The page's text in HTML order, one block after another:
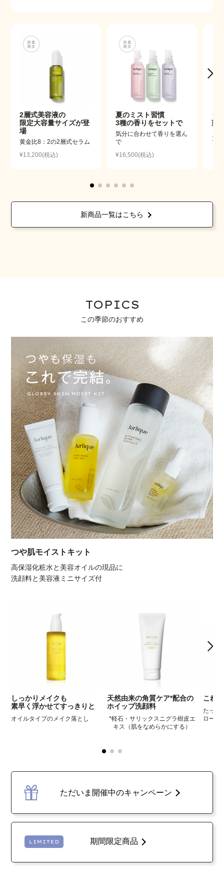
2層式美容液の
限定大容量サイズが登
場
黄金比8：2の2層式セラム
¥13,200(税込)
夏のミスト習慣
3種の香りをセットで
気分に合わせて香りを選ん
で
¥16,500(税込)
う
爽
新商品一覧はこちら
TOPICS
この季節のおすすめ
つや肌モイストキット
高保湿化粧水と美容オイルの現品に
洗顔料と美容液ミニサイズ付
しっかりメイクも
素早く浮かせてすっきりと
オイルタイプのメイク落とし
天然由来の角質ケア*配合の
ホイップ洗顔料
*軽石・サリックスニグラ樹皮エ
キス（肌をなめらかにする）
これ
たっぷ
ローズ
ただいま開催中のキャンペーン
期間限定商品